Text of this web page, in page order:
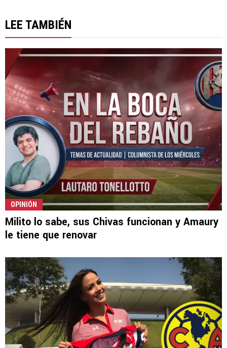
LEE TAMBIÉN
OPINIÓN
Milito lo sabe, sus Chivas funcionan y Amaury
le tiene que renovar